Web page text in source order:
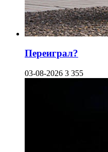
Переиграл?
03-08-2026 3 355